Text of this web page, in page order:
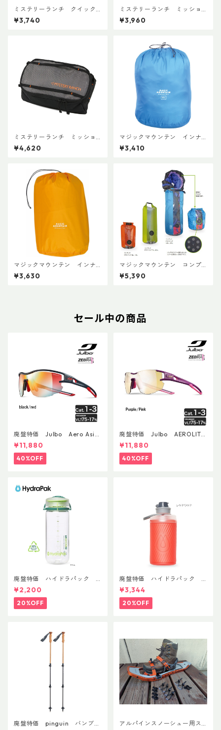
ミステリーランチ クイック
アタッチボイドバッグ スモー
ル
¥3,740
ミステリーランチ ミッショ
ンパッキングキューブ S ブラ
ック
¥3,960
ミステリーランチ ミッショ
ンパッキングキューブ M ブ
ラック
¥4,620
マジックマウンテン インナ
ーパック20
¥3,410
マジックマウンテン インナ
ーパック30
¥3,630
マジックマウンテン コンプ
レスドライバッグ 20L
¥5,390
セール中の商品
廃盤特価 Julbo Aero Asia
nFit
¥11,880
40%OFF
廃盤特価 Julbo AEROLITE
AsianFit
¥11,880
40%OFF
廃盤特価 ハイドラパック
リーコン ツイスト＆シップ 50
0ml
¥2,200
20%OFF
廃盤特価 ハイドラパック
フラックス 750ml
¥3,344
20%OFF
廃盤特価 pinguin バンブー
アルパインスノーシュー用ス